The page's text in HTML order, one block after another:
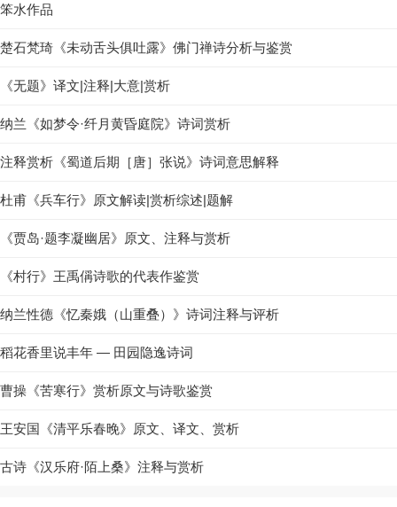
笨水作品
楚石梵琦《未动舌头俱吐露》佛门禅诗分析与鉴赏
《无题》译文|注释|大意|赏析
纳兰《如梦令·纤月黄昏庭院》诗词赏析
注释赏析《蜀道后期［唐］张说》诗词意思解释
杜甫《兵车行》原文解读|赏析综述|题解
《贾岛·题李凝幽居》原文、注释与赏析
《村行》王禹偁诗歌的代表作鉴赏
纳兰性德《忆秦娥（山重叠）》诗词注释与评析
稻花香里说丰年 — 田园隐逸诗词
曹操《苦寒行》赏析原文与诗歌鉴赏
王安国《清平乐春晚》原文、译文、赏析
古诗《汉乐府·陌上桑》注释与赏析